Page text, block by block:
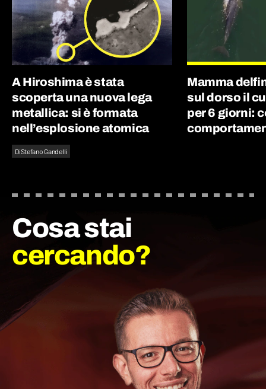
A Hiroshima è stata
scoperta una nuova lega
metallica: si è formata
nell’esplosione atomica
DiStefano Gandelli
Mamma
sul dorso il
per 6 giorni:
Cosa stai
cercando?